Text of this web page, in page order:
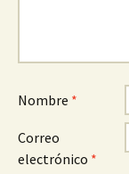
Nombre *
Correo
electrónico *